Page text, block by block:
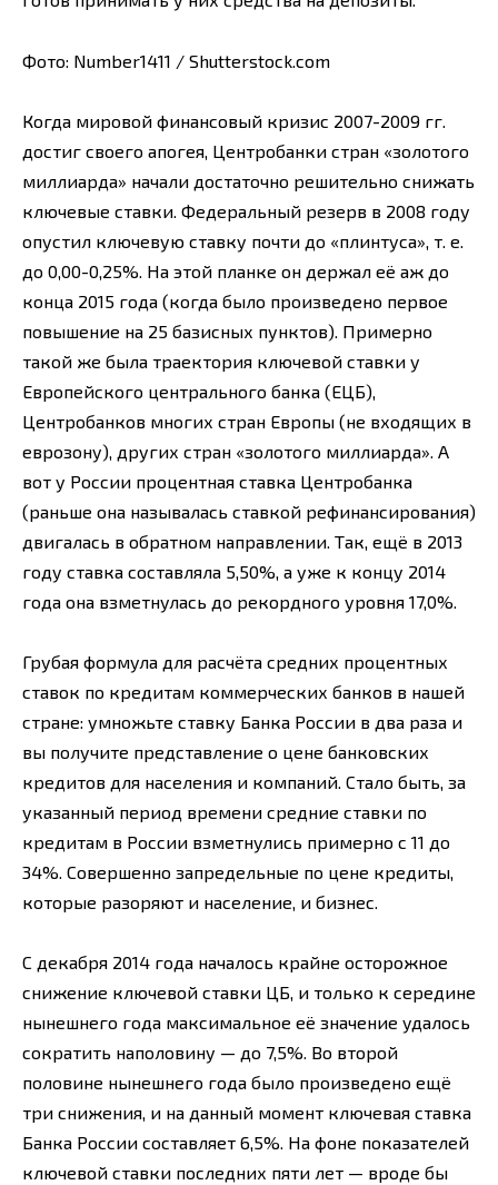
Фото: Number1411 / Shutterstock.com
Когда мировой финансовый кризис 2007-2009 гг.
достиг своего апогея, Центробанки стран «золотого
миллиарда» начали достаточно решительно снижать
ключевые ставки. Федеральный резерв в 2008 году
опустил ключевую ставку почти до «плинтуса», т. е.
до 0,00-0,25%. На этой планке он держал её аж до
конца 2015 года (когда было произведено первое
повышение на 25 базисных пунктов). Примерно
такой же была траектория ключевой ставки у
Европейского центрального банка (ЕЦБ),
Центробанков многих стран Европы (не входящих в
еврозону), других стран «золотого миллиарда». А
вот у России процентная ставка Центробанка
(раньше она называлась ставкой рефинансирования)
двигалась в обратном направлении. Так, ещё в 2013
году ставка составляла 5,50%, а уже к концу 2014
года она взметнулась до рекордного уровня 17,0%.
Грубая формула для расчёта средних процентных
ставок по кредитам коммерческих банков в нашей
стране: умножьте ставку Банка России в два раза и
вы получите представление о цене банковских
кредитов для населения и компаний. Стало быть, за
указанный период времени средние ставки по
кредитам в России взметнулись примерно с 11 до
34%. Совершенно запредельные по цене кредиты,
которые разоряют и население, и бизнес.
С декабря 2014 года началось крайне осторожное
снижение ключевой ставки ЦБ, и только к середине
нынешнего года максимальное её значение удалось
сократить наполовину — до 7,5%. Во второй
половине нынешнего года было произведено ещё
три снижения, и на данный момент ключевая ставка
Банка России составляет 6,5%. На фоне показателей
ключевой ставки последних пяти лет — вроде бы